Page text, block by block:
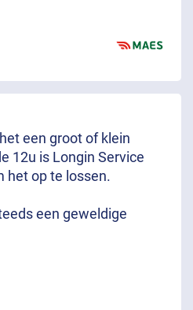
een groot of klein
12u is Longin Service
het op te lossen.
een geweldige